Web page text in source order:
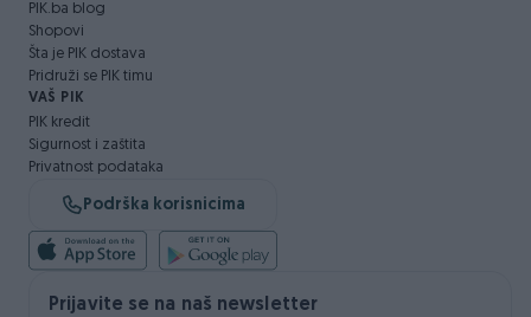
PIK.ba blog
Shopovi
Šta je PIK dostava
Pridruži se PIK timu
VAŠ PIK
PIK kredit
Sigurnost i zaštita
Privatnost podataka
Podrška korisnicima
Prijavite se na naš newsletter